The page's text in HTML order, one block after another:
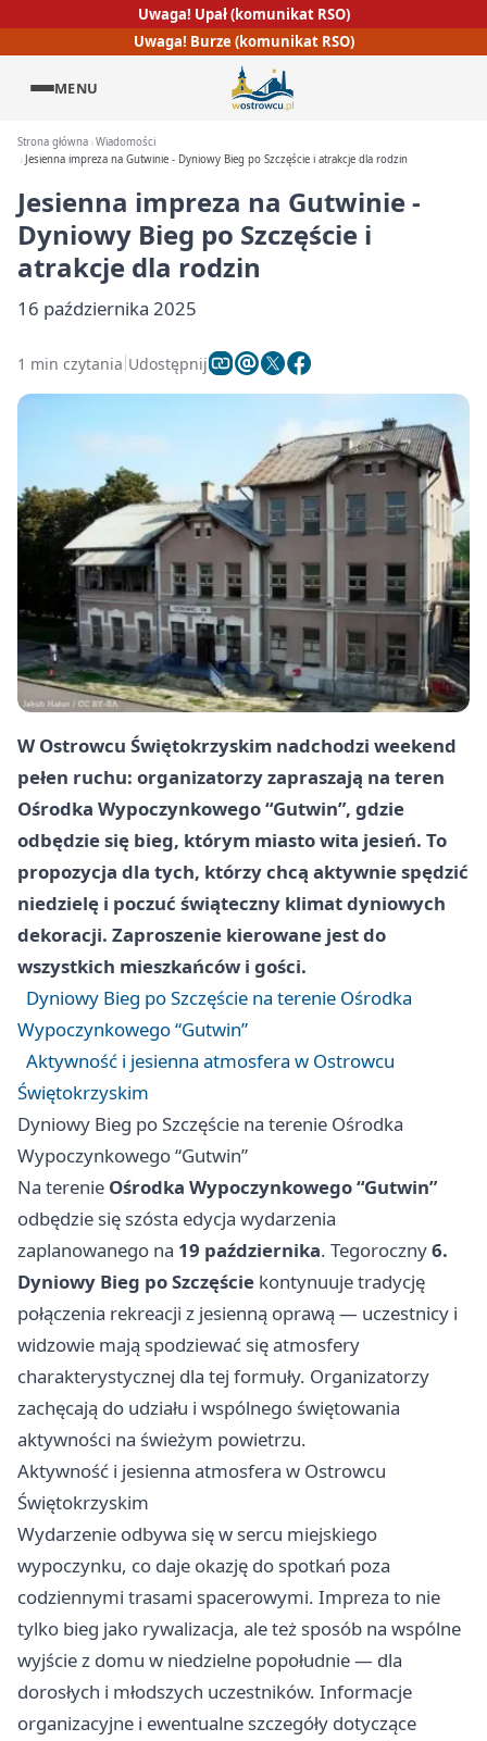
Uwaga! Upał (komunikat RSO)
Uwaga! Burze (komunikat RSO)
MENU
Strona główna Wiadomości
Jesienna impreza na Gutwinie - Dyniowy Bieg po Szczęście i atrakcje dla rodzin
Jesienna impreza na Gutwinie -
Dyniowy Bieg po Szczęście i
atrakcje dla rodzin
16 października 2025
1 min czytania Udostępnij
W Ostrowcu Świętokrzyskim nadchodzi weekend
pełen ruchu: organizatorzy zapraszają na teren
Ośrodka Wypoczynkowego “Gutwin”, gdzie
odbędzie się bieg, którym miasto wita jesień. To
propozycja dla tych, którzy chcą aktywnie spędzić
niedzielę i poczuć świąteczny klimat dyniowych
dekoracji. Zaproszenie kierowane jest do
wszystkich mieszkańców i gości.
Dyniowy Bieg po Szczęście na terenie Ośrodka
Wypoczynkowego “Gutwin”
Aktywność i jesienna atmosfera w Ostrowcu
Świętokrzyskim
Dyniowy Bieg po Szczęście na terenie Ośrodka
Wypoczynkowego “Gutwin”
Na terenie Ośrodka Wypoczynkowego “Gutwin”
odbędzie się szósta edycja wydarzenia
zaplanowanego na 19 października. Tegoroczny6.
Dyniowy Bieg po Szczęście kontynuuje tradycję
połączenia rekreacji z jesienną oprawą — uczestnicy i
widzowie mają spodziewać się atmosfery
charakterystycznej dla tej formuły. Organizatorzy
zachęcają do udziału i wspólnego świętowania
aktywności na świeżym powietrzu.
Aktywność i jesienna atmosfera w Ostrowcu
Świętokrzyskim
Wydarzenie odbywa się w sercu miejskiego
wypoczynku, co daje okazję do spotkań poza
codziennymi trasami spacerowymi. Impreza to nie
tylko bieg jako rywalizacja, ale też sposób na wspólne
wyjście z domu w niedzielne popołudnie — dla
dorosłych i młodszych uczestników. Informacje
organizacyjne i ewentualne szczegóły dotyczące